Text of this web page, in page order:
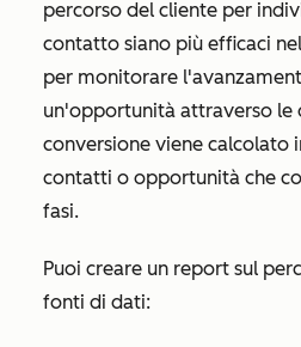
percorso del cliente per
contatto siano più efficaci
per monitorare
un'opportunità attraverso le
conversione viene calcolato
contatti o opportunità che
fasi.
Puoi creare un report sul
fonti di dati: